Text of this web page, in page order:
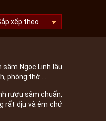
Ngọc Linh lâu
phòng thờ….
rượu sâm chuẩn,
rất dịu và êm chứ